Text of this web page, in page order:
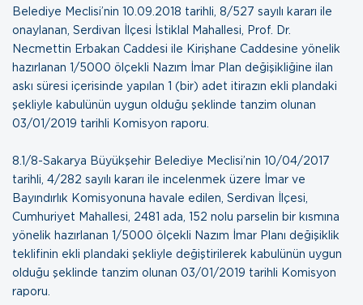
Belediye Meclisi’nin 10.09.2018 tarihli, 8/527 sayılı kararı ile
onaylanan, Serdivan İlçesi İstiklal Mahallesi, Prof. Dr.
Necmettin Erbakan Caddesi ile Kirişhane Caddesine yönelik
hazırlanan 1/5000 ölçekli Nazım İmar Plan değişikliğine ilan
askı süresi içerisinde yapılan 1 (bir) adet itirazın ekli plandaki
şekliyle kabulünün uygun olduğu şeklinde tanzim olunan
03/01/2019 tarihli Komisyon raporu
8.1/8-Sakarya Büyükşehir Belediye Meclisi’nin 10/04/2017
tarihli, 4/282 sayılı kararı ile incelenmek üzere İmar ve
Bayındırlık Komisyonuna havale edilen, Serdivan İlçesi,
Cumhuriyet Mahallesi, 2481 ada, 152 nolu parselin bir kısmına
yönelik hazırlanan 1/5000 ölçekli Nazım İmar Planı değişiklik
teklifinin ekli plandaki şekliyle değiştirilerek kabulünün uygun
olduğu şeklinde tanzim olunan 03/01/2019 tarihli Komisyon
raporu